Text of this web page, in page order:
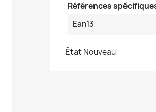
Références
Ean13
ÉtatNouveau